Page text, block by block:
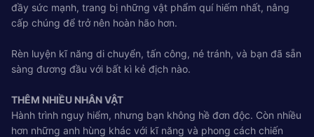
đầy sức mạnh, trang bị những vật phẩm quí hiếm nhất, nâng
cấp chúng để trở nên hoàn hão hơn.
Rèn luyện kĩ năng di chuyển, tấn công, né tránh, và bạn đã sẵn
sàng đương đầu với bất kì kẻ địch nào.
THÊM NHIỀU NHÂN VẬT
Hành trình nguy hiểm, nhưng bạn không hề đơn độc. Còn nhiều
hơn những anh hùng khác với kĩ năng và phong cách chiến